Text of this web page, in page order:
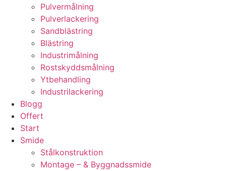
Pulvermålning
Pulverlackering
Sandblästring
Blästring
Industrimålning
Rostskyddsmålning
Ytbehandling
Industrilackering
Blogg
Offert
Start
Smide
Stålkonstruktion
Montage – & Byggnadssmide